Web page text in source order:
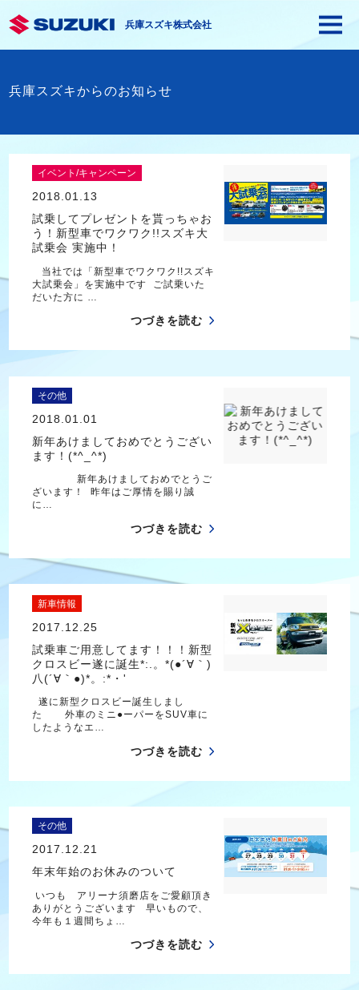
兵庫スズキ株式会社
兵庫スズキからのお知らせ
イベント/キャンペーン
2018.01.13
試乗してプレゼントを貰っちゃお
う！新型車でワクワク!!スズキ大
試乗会 実施中！
当社では「新型車でワクワク!!スズキ
大試乗会」を実施中です ご試乗いた
だいた方に …
つづきを読む
その他
2018.01.01
新年あけましておめでとうござい
ます！(*^_^*)
新年あけましておめでとうご
ざいます！ 昨年はご厚情を賜り誠
に…
つづきを読む
新車情報
2017.12.25
試乗車ご用意してます！！！新型
クロスビー遂に誕生*:.。*(●´∀｀)
八(´∀｀●)*。:*・'
遂に新型クロスビー誕生しまし
た 外車のミニ●ーパーをSUV車に
したようなエ…
つづきを読む
その他
2017.12.21
年末年始のお休みのついて
いつも アリーナ須磨店をご愛顧頂き
ありがとうございます 早いもので、
今年も１週間ちょ…
つづきを読む